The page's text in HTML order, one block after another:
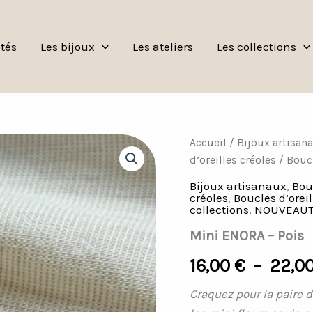
Les bijoux Les ateliers Les collections
Accueil / Bijoux
d’oreilles créoles /
Bijoux artisanaux,
créoles, Boucles
collections,
Mini ENORA – Pois
16,00 € –
Craquez pour la paire
quantité
de
ENORA
-
Pois